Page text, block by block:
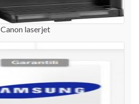
Canon laserjet